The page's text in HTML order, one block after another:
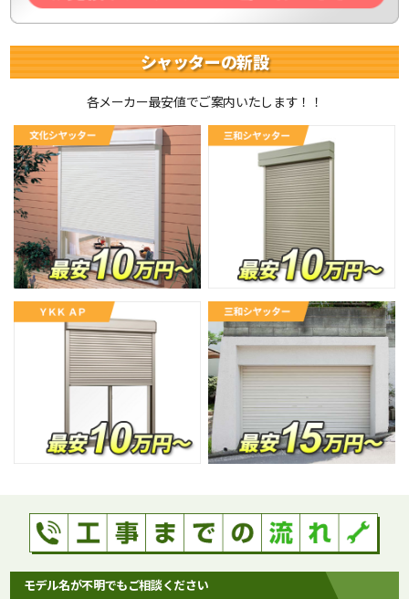
シャッターの新設
各メーカー最安値でご案内いたします！！
モデル名が不明でもご相談ください